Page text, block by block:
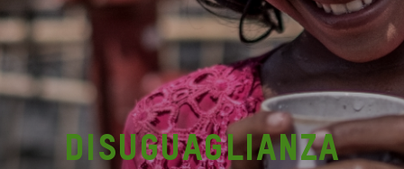
disuguaglianza